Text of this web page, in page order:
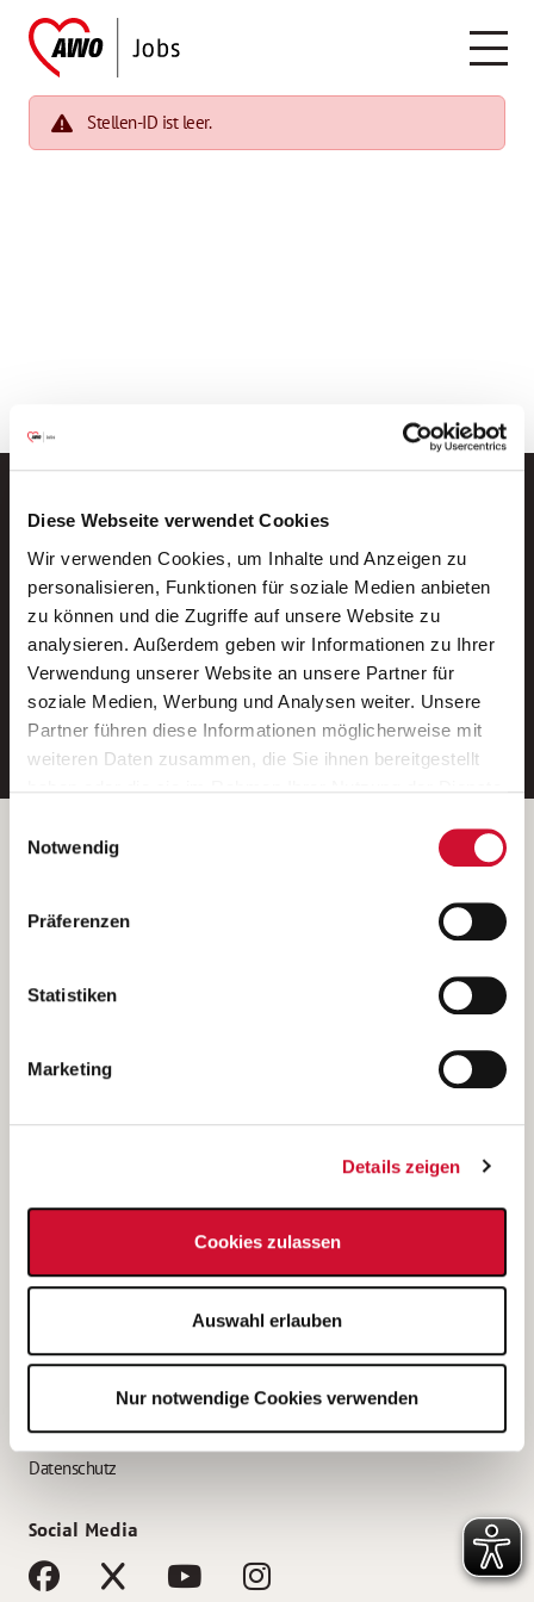
Diese Webseite verwendet Cookies
Wir verwenden Cookies, um Inhalte und Anzeigen zu
personalisieren, Funktionen für soziale Medien anbieten
zu können und die Zugriffe auf unsere Website zu
analysieren. Außerdem geben wir Informationen zu Ihrer
Verwendung unserer Website an unsere Partner für
soziale Medien, Werbung und Analysen weiter. Unsere
Partner führen diese Informationen möglicherweise mit
weiteren Daten zusammen, die Sie ihnen bereitgestellt
Wenn Sie auf „Cookies zulassen“ klicken, so stimmen
Sie der Speicherung sämtlicher Cookies zu. Sie können
Ihre Einwilligung selbstverständlich jederzeit widerrufen,
indem Sie die Cookie-Einstellungen aufrufen und diese
unsererDatenschutzerklärung
Notwendig
Präferenzen
Statistiken
Marketing
Details zeigen
Cookies zulassen
Auswahl erlauben
Nur notwendige Cookies verwenden
Stellen-ID ist leer.
Neue Stellen per E-Mail.
Ein kostenloser Service von AWO
Jobs.
E-Mail-Adresse eintragen
Betreiber der Webseite
Kantstraße 45a
(Ein Tochterunternehmen des AWO Bezirksverbandes Unterfranken
e.V.)
Bewerbung als Altenpflegehelfer*in
Bewerbung als Erzieher*in
AWO Gliederungen nach Bundesland
Impressum
Datenschutz
Social Media